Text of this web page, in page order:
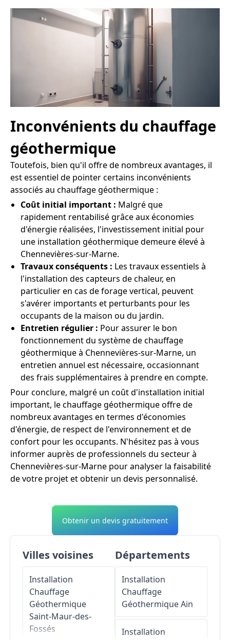
Inconvénients du chauffage
géothermique
Toutefois, bien qu'il offre de nombreux avantages, il
est essentiel de pointer certains inconvénients
associés au chauffage géothermique :
Coût initial important : Malgré que
rapidement rentabilisé grâce aux économies
d'énergie réalisées, l'investissement initial pour
une installation géothermique demeure élevé à
Chennevières-sur-Marne.
Travaux conséquents : Les travaux essentiels à
l'installation des capteurs de chaleur, en
particulier en cas de forage vertical, peuvent
s'avérer importants et perturbants pour les
occupants de la maison ou du jardin.
Entretien régulier : Pour assurer le bon
fonctionnement du système de chauffage
géothermique à Chennevières-sur-Marne, un
entretien annuel est nécessaire, occasionnant
des frais supplémentaires à prendre en compte.
Pour conclure, malgré un coût d'installation initial
important, le chauffage géothermique offre de
nombreux avantages en termes d'économies
d'énergie, de respect de l'environnement et de
confort pour les occupants. N'hésitez pas à vous
informer auprès de professionnels du secteur à
Chennevières-sur-Marne pour analyser la faisabilité
de votre projet et obtenir un devis personnalisé.
Obtenir un devis gratuitement
Villes voisines
Installation
Chauffage
Géothermique
Saint-Maur-des-
Fossés
Départements
Installation
Chauffage
GéothermiqueAin
Installation